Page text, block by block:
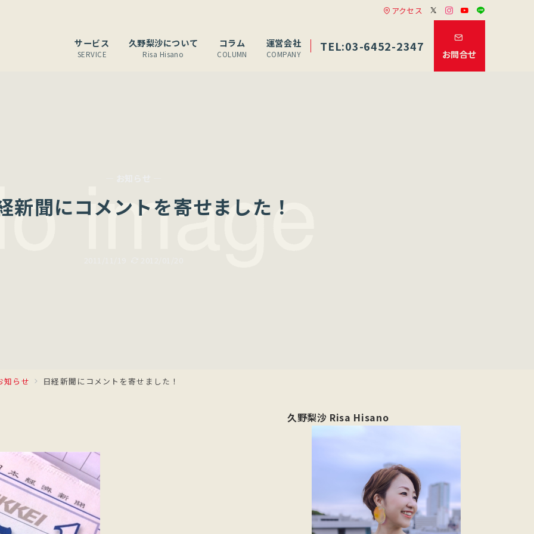
アクセス
サービス
SERVICE
久野梨沙について
Risa Hisano
コラム
COLUMN
運営会社
COMPANY
TEL:03-6452-2347
お問合せ
新聞にコメントを寄せました！
知らせ 日経新聞にコメントを寄せました！
久野梨沙 Risa Hisano